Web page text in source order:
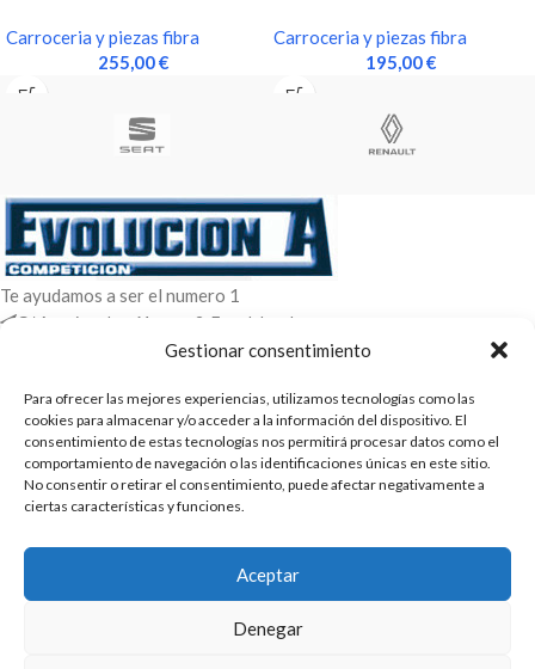
Gestionar consentimiento
Para ofrecer las mejores experiencias, utilizamos tecnologías como las
cookies para almacenar y/o acceder a la información del dispositivo. El
consentimiento de estas tecnologías nos permitirá procesar datos como el
comportamiento de navegación o las identificaciones únicas en este sitio.
No consentir o retirar el consentimiento, puede afectar negativamente a
ciertas características y funciones.
Aceptar
Denegar
Carroceria y piezas fibra
255,00€
Carroceria y piezas fibra
195,00€
Te ayudamos a ser el numero 1
C/ Arquimedes 61 nave 2. Fuenlabrada
WhatsApp +34 670604426
ENTRADAS RECIENTES
POLÍTICAS
2025 | Evolucion-A Competicion: Fabricación y distribución,
comercialización de repuestos para automóvil